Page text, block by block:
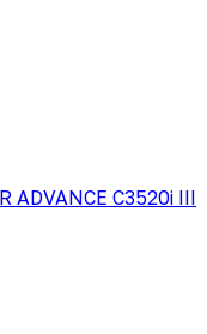
ADVANCE C3520i III